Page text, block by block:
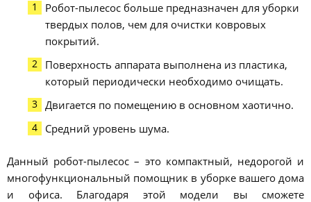
Робот-пылесос больше предназначен для уборки
твердых полов, чем для очистки ковровых
покрытий.
Поверхность аппарата выполнена из пластика,
который периодически необходимо очищать.
Двигается по помещению в основном хаотично.
Средний уровень шума.
Данный робот-пылесос – это компактный, недорогой и
многофункциональный помощник в уборке вашего дома
и офиса. Благодаря этой модели вы сможете